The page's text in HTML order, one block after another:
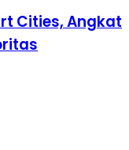
Cities, Angkat